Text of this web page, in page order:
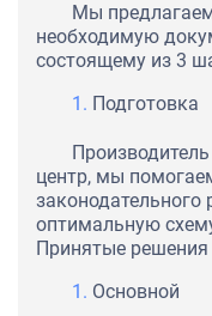
Мы
необходимую
состоящему из 3
Подготовка
центр, мы
законодательного
оптимальную
Принятые
Основной